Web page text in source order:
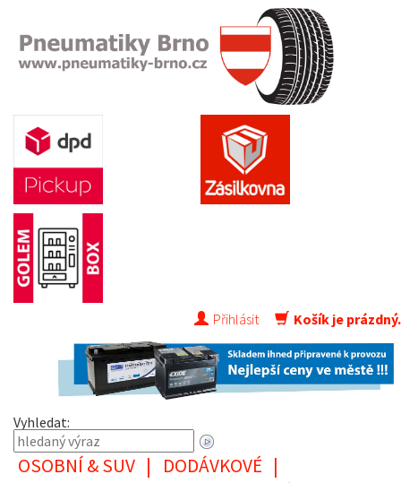
Přihlásit Košík je prázdný.
Vyhledat:
OSOBNÍ & SUV | DODÁVKOVÉ |